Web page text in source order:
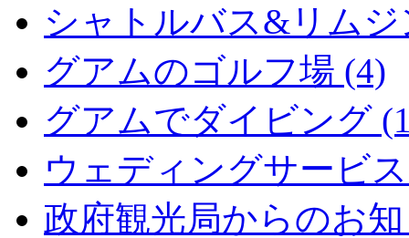
シャトルバス&リムジ
グアムのゴルフ場 (4)
グアムでダイビング
ウェディングサービ
政府観光局からのお